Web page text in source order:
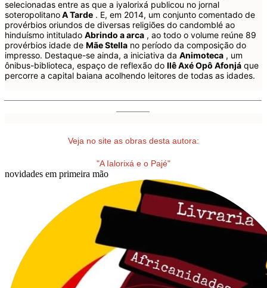
selecionadas entre as que a iyalorixá publicou no jornal
soteropolitanoA Tarde . E, em 2014, um conjunto comentado de
provérbios oriundos de diversas religiões do candomblé ao
hinduísmo intitulado Abrindo a arca , ao todo o volume reúne 89
provérbios idade de Mãe Stella no período da composição do
impresso. Destaque-se ainda, a iniciativa da Animoteca , um
ônibus-biblioteca, espaço de reflexão do Ilê Axé Opô Afonjá que
percorre a capital baiana acolhendo leitores de todas as idades.
Veja no site as obras desta autora:
"A Ialorixá e o Pajé"
novidades em primeira mão